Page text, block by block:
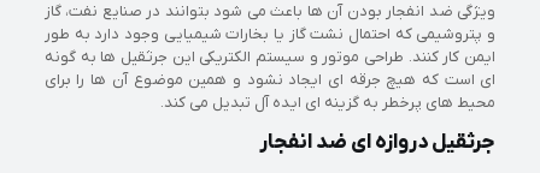
ویژگی ضد انفجار بودن آن ها باعث می شود بتوانند در صنایع نفت، گاز
و پتروشیمی که احتمال نشت گاز یا بخارات شیمیایی وجود دارد به طور
ایمن کار کنند. طراحی موتور و سیستم الکتریکی این جرثقیل ها به گونه
ای است که هیچ جرقه ای ایجاد نشود و همین موضوع آن ها را برای
محیط های پرخطر به گزینه ای ایده آل تبدیل می کند.
جرثقیل دروازه ای ضد انفجار